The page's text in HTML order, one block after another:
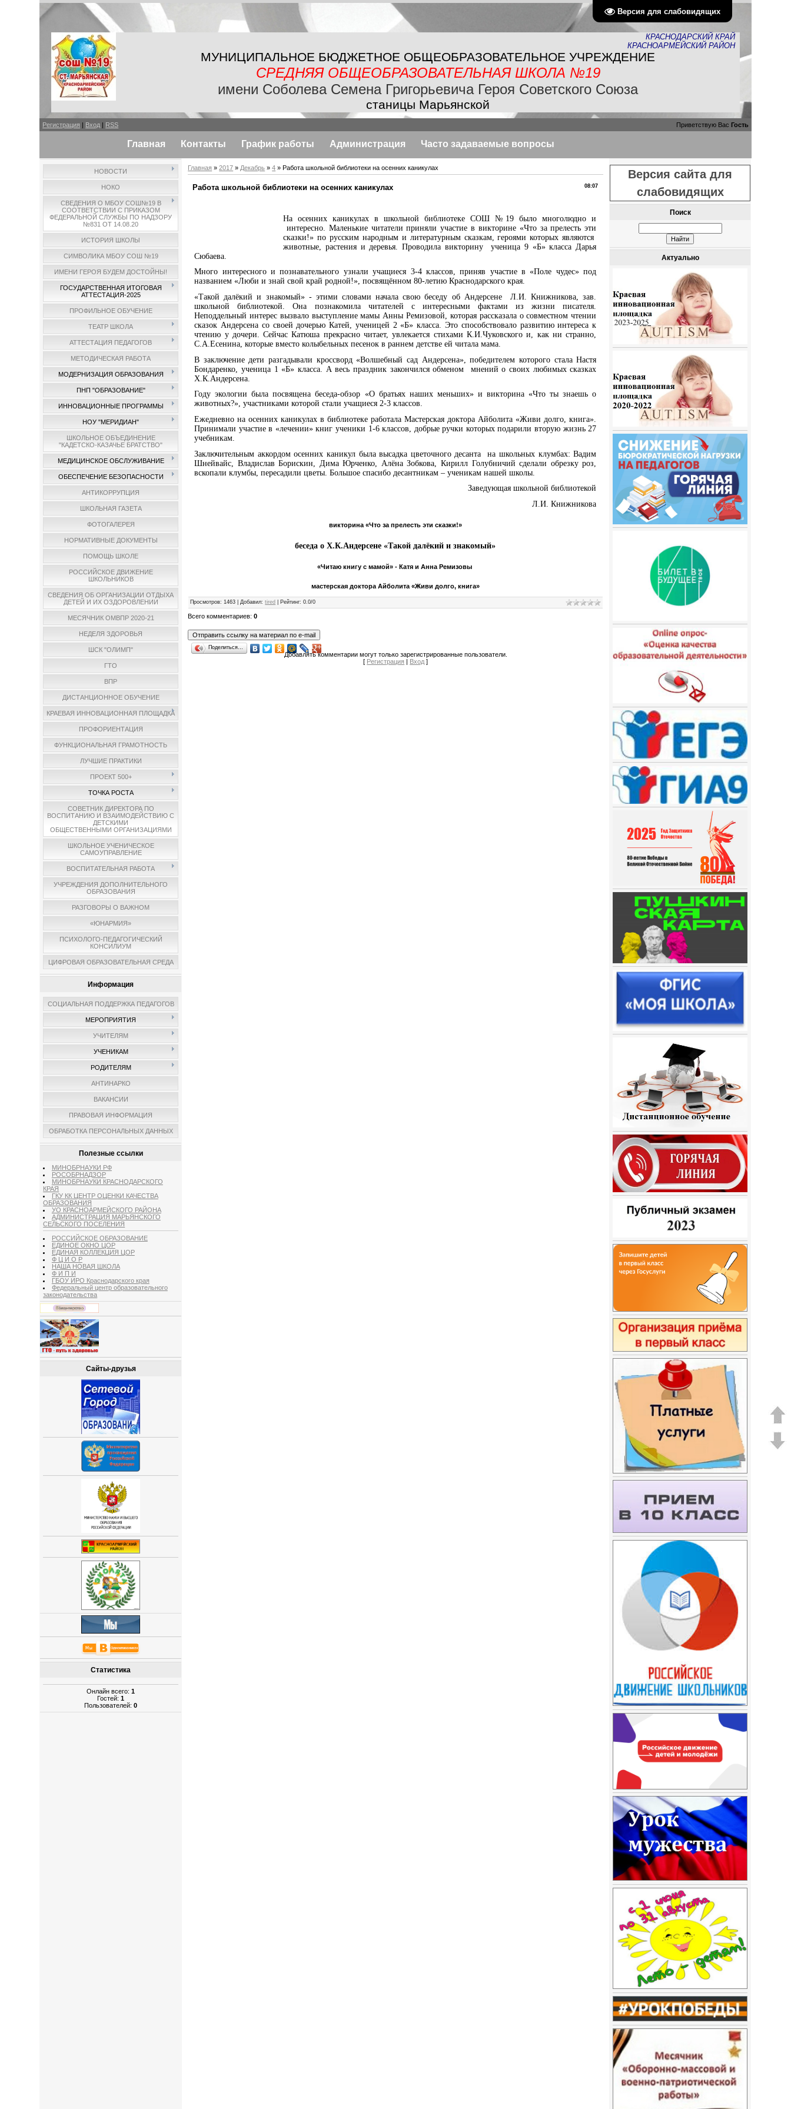
Версия для слабовидящих
КРАСНОДАРСКИЙ КРАЙ
КРАСНОАРМЕЙСКИЙ РАЙОН
МУНИЦИПАЛЬНОЕ БЮДЖЕТНОЕ ОБЩЕОБРАЗОВАТЕЛЬНОЕ УЧРЕЖДЕНИЕ
СРЕДНЯЯ ОБЩЕОБРАЗОВАТЕЛЬНАЯШКОЛА №19
имени Соболева Семена Григорьевича Героя Советского Союза
станицы Марьянской
Регистрация | Вход | RSS Приветствую Вас Гость
Главная Контакты График работы Администрация Часто задаваемые вопросы
НОВОСТИ
НОКО
СВЕДЕНИЯ О МБОУ СОШ№19 В
СООТВЕТСТВИИ С ПРИКАЗОМ
ФЕДЕРАЛЬНОЙ СЛУЖБЫ ПО НАДЗОРУ
№831 ОТ 14.08.20
ИСТОРИЯ ШКОЛЫ
СИМВОЛИКА МБОУ СОШ №19
ИМЕНИ ГЕРОЯ БУДЕМ ДОСТОЙНЫ!
ГОСУДАРСТВЕННАЯ ИТОГОВАЯ
АТТЕСТАЦИЯ-2025
ПРОФИЛЬНОЕ ОБУЧЕНИЕ
ТЕАТР ШКОЛА
АТТЕСТАЦИЯ ПЕДАГОГОВ
МЕТОДИЧЕСКАЯ РАБОТА
МОДЕРНИЗАЦИЯ ОБРАЗОВАНИЯ
ПНП "ОБРАЗОВАНИЕ"
ИННОВАЦИОННЫЕ ПРОГРАММЫ
НОУ "МЕРИДИАН"
ШКОЛЬНОЕ ОБЪЕДИНЕНИЕ
"КАДЕТСКО-КАЗАЧЬЕ БРАТСТВО"
МЕДИЦИНСКОЕ ОБСЛУЖИВАНИЕ
ОБЕСПЕЧЕНИЕ БЕЗОПАСНОСТИ
АНТИКОРРУПЦИЯ
ШКОЛЬНАЯ ГАЗЕТА
ФОТОГАЛЕРЕЯ
НОРМАТИВНЫЕ ДОКУМЕНТЫ
ПОМОЩЬ ШКОЛЕ
РОССИЙСКОЕ ДВИЖЕНИЕ
ШКОЛЬНИКОВ
СВЕДЕНИЯ ОБ ОРГАНИЗАЦИИ ОТДЫХА
ДЕТЕЙ И ИХ ОЗДОРОВЛЕНИИ
МЕСЯЧНИК ОМВПР 2020-21
НЕДЕЛЯ ЗДОРОВЬЯ
ШСК "ОЛИМП"
ГТО
ВПР
ДИСТАНЦИОННОЕ ОБУЧЕНИЕ
КРАЕВАЯ ИННОВАЦИОННАЯ ПЛОЩАДКА
ПРОФОРИЕНТАЦИЯ
ФУНКЦИОНАЛЬНАЯ ГРАМОТНОСТЬ
ЛУЧШИЕ ПРАКТИКИ
ПРОЕКТ 500+
ТОЧКА РОСТА
СОВЕТНИК ДИРЕКТОРА ПО
ВОСПИТАНИЮ И ВЗАИМОДЕЙСТВИЮ С
ДЕТСКИМИ
ОБЩЕСТВЕННЫМИ ОРГАНИЗАЦИЯМИ
ШКОЛЬНОЕ УЧЕНИЧЕСКОЕ
САМОУПРАВЛЕНИЕ
ВОСПИТАТЕЛЬНАЯ РАБОТА
УЧРЕЖДЕНИЯ ДОПОЛНИТЕЛЬНОГО
ОБРАЗОВАНИЯ
РАЗГОВОРЫ О ВАЖНОМ
«ЮНАРМИЯ»
ПСИХОЛОГО-ПЕДАГОГИЧЕСКИЙ
КОНСИЛИУМ
ЦИФРОВАЯ ОБРАЗОВАТЕЛЬНАЯ СРЕДА
Информация
СОЦИАЛЬНАЯ ПОДДЕРЖКА ПЕДАГОГОВ
МЕРОПРИЯТИЯ
УЧИТЕЛЯМ
УЧЕНИКАМ
РОДИТЕЛЯМ
АНТИНАРКО
ВАКАНСИИ
ПРАВОВАЯ ИНФОРМАЦИЯ
ОБРАБОТКА ПЕРСОНАЛЬНЫХ ДАННЫХ
Полезные ссылки
МИНОБРНАУКИ РФ
РОСОБРНАДЗОР
МИНОБРНАУКИ КРАСНОДАРСКОГО
КРАЯ
ГКУ КК ЦЕНТР ОЦЕНКИ КАЧЕСТВА
ОБРАЗОВАНИЯ
УО КРАСНОАРМЕЙСКОГО РАЙОНА
АДМИНИСТРАЦИЯ МАРЬЯНСКОГО
СЕЛЬСКОГО ПОСЕЛЕНИЯ
РОССИЙСКОЕ ОБРАЗОВАНИЕ
ЕДИНОЕ ОКНО ЦОР
ЕДИНАЯ КОЛЛЕКЦИЯ ЦОР
Ф Ц И О Р
НАША НОВАЯ ШКОЛА
Ф И П И
ГБОУ ИРО Краснодарского края
Федеральный центр образовательного
законодательства
Сайты-друзья
Статистика
Онлайн всего:1
Гостей:1
Пользователей:0
Главная »2017 » Декабрь » 4 » Работа школьной библиотеки на осенних каникулах
08:07
Работа школьной библиотеки на осенних каникулах
На осенних каникулах в школьной библиотеке СОШ №19 было многолюдно и
интересно. Маленькие читатели приняли участие в викторине «Что за прелесть эти
сказки!» по русским народным и литературным сказкам, героями которых являются
животные, растения и деревья. Проводила викторину ученица 9 «Б» класса Дарья
Сюбаева.
Много интересного и познавательного узнали учащиеся 3-4 классов, приняв участие в «Поле чудес» под
названием «Люби и знай свой край родной!», посвящённом 80-летию Краснодарского края.
«Такой далёкий и знакомый» - этими словами начала свою беседу об Андерсене Л.И. Книжникова, зав.
школьной библиотекой. Она познакомила читателей с интересными фактами из жизни писателя.
Неподдельный интерес вызвало выступление мамы Анны Ремизовой, которая рассказала о совместном чтении
сказок Андерсена со своей дочерью Катей, ученицей 2 «Б» класса. Это способствовало развитию интереса к
чтению у дочери. Сейчас Катюша прекрасно читает, увлекается стихами К.И.Чуковского и, как ни странно,
С.А.Есенина, которые вместо колыбельных песенок в раннем детстве ей читала мама.
В заключение дети разгадывали кроссворд «Волшебный сад Андерсена», победителем которого стала Настя
Бондаренко, ученица 1 «Б» класса. А весь праздник закончился обменом мнений о своих любимых сказках
Х.К.Андерсена.
Году экологии была посвящена беседа-обзор «О братьях наших меньших» и викторина «Что ты знаешь о
животных?», участниками которой стали учащиеся 2-3 классов.
Ежедневно на осенних каникулах в библиотеке работала Мастерская доктора Айболита «Живи долго, книга».
Принимали участие в «лечении» книг ученики 1-6 классов, добрые ручки которых подарили вторую жизнь 27
учебникам.
Заключительным аккордом осенних каникул была высадка цветочного десанта на школьных клумбах: Вадим
Шнейвайс, Владислав Борискин, Дима Юрченко, Алёна Зобкова, Кирилл Голубничий сделали обрезку роз,
вскопали клумбы, пересадили цветы. Большое спасибо десантникам – ученикам нашей школы.
Заведующая школьной библиотекой
Л.И. Книжникова
викторина «Что за прелесть эти сказки!»
беседа о Х.К.Андерсене «Такой далёкий и знакомый»
«Читаю книгу с мамой» - Катя и Анна Ремизовы ​​​​​​​
мастерская доктора Айболита «Живи долго, книга»​​​​​​​
Просмотров: 1463 | Добавил:tired Рейтинг:0.0/0
Всего комментариев:0
Поделиться…
Добавлять комментарии могут только зарегистрированные пользователи.
[ Регистрация | Вход ]
Версия сайта для
слабовидящих
Поиск
Актуально